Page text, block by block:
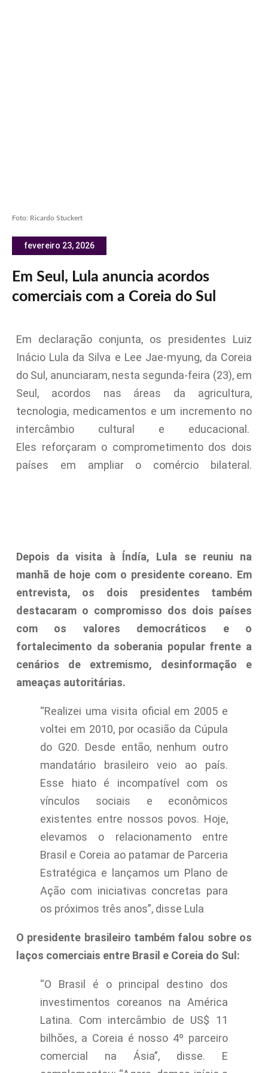
Foto: Ricardo Stuckert
fevereiro 23, 2026
Em Seul, Lula anuncia acordos
comerciais com a Coreia do Sul
Em declaração conjunta, os presidentes Luiz
Inácio Lula da Silva e Lee Jae-myung, da Coreia
do Sul, anunciaram, nesta segunda-feira (23), em
Seul, acordos nas áreas da agricultura,
tecnologia, medicamentos e um incremento no
intercâmbio cultural e educacional.
Eles reforçaram o comprometimento dos dois
países em ampliar o comércio bilateral.
Depois da visita à Índía, Lula se reuniu na
manhã de hoje com o presidente coreano. Em
entrevista, os dois presidentes também
destacaram o compromisso dos dois países
com os valores democráticos e o
fortalecimento da soberania popular frente a
cenários de extremismo, desinformação e
ameaças autoritárias.
“Realizei uma visita oficial em 2005 e
voltei em 2010, por ocasião da Cúpula
do G20. Desde então, nenhum outro
mandatário brasileiro veio ao país.
Esse hiato é incompatível com os
vínculos sociais e econômicos
existentes entre nossos povos. Hoje,
elevamos o relacionamento entre
Brasil e Coreia ao patamar de Parceria
Estratégica e lançamos um Plano de
Ação com iniciativas concretas para
os próximos três anos”, disse Lula
O presidente brasileiro também falou sobre os
laços comerciais entre Brasil e Coreia do Sul:
“O Brasil é o principal destino dos
investimentos coreanos na América
Latina. Com intercâmbio de US$ 11
bilhões, a Coreia é nosso 4º parceiro
comercial na Ásia”, disse. E